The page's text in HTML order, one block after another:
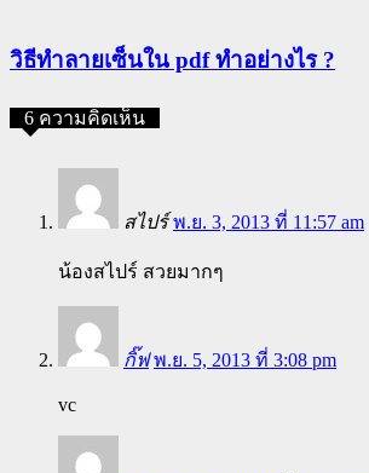
วิธีทําลายเซ็นใน pdf ทำอย่างไร ?
6 ความคิดเห็น
สไปร์ พ.ย. 3, 2013 ที่ 11:57 am
น้องสไปร์ สวยมากๆ
กิ๊ฟ พ.ย. 5, 2013 ที่ 3:08 pm
vc